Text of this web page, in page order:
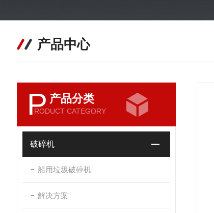
产品中心
P 产品分类
RODUCT CATEGORY
破碎机
船用垃圾破碎机
解决方案